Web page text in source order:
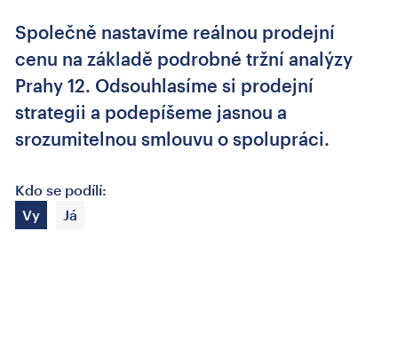
Společně nastavíme reálnou prodejní
cenu na základě podrobné tržní analýzy
Prahy 12. Odsouhlasíme si prodejní
strategii a podepíšeme jasnou a
srozumitelnou smlouvu o spolupráci.
Kdo se podílí:
Vy
Já